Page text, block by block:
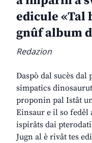
edicule
gnûf album
Redazion
Daspò dal sucès
simpatics
proponin pal Istât
Einsaur e il so fedêl
ispirâts dai
Jugn al è rivât tes